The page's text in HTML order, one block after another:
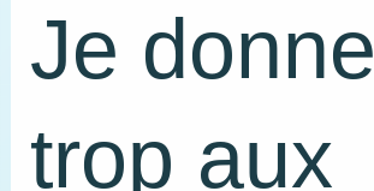
Je donne
trop aux